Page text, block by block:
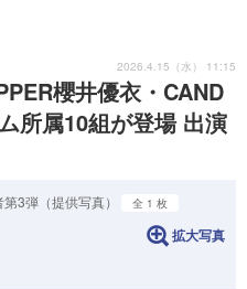
櫻井優衣・CAND
所属10組が登場 出演
2026.4.15（水） 11:15
3弾（提供写真） 全 1 枚
拡大写真